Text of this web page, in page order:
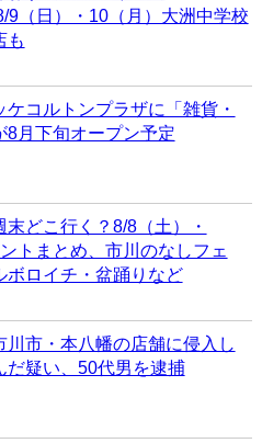
9（日）・10（月）大洲中学校
も
ケコルトンプラザに「雑貨・
8月下旬オープン予定
末どこ行く？8/8（土）・
トまとめ、市川のなしフェ
ボロイチ・盆踊りなど
川市・本八幡の店舗に侵入し
だ疑い、50代男を逮捕